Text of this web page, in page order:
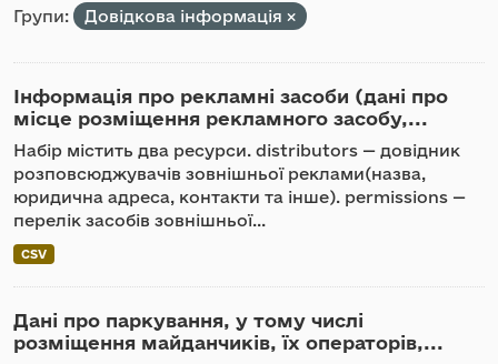
Групи: Довідкова інформація
Інформація про рекламні засоби (дані про
місце розміщення рекламного засобу,...
Набір містить два ресурси. distributors — довідник
розповсюджувачів зовнішньої реклами(назва,
юридична адреса, контакти та інше). permissions —
перелік засобів зовнішньої...
CSV
Дані про паркування, у тому числі
розміщення майданчиків, їх операторів,...